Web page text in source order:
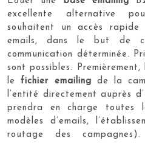
excellente alternative
souhaitent un accès
emails, dans le but de
communication déterminée.
sont possibles.
le fichier emailing de la
l’entité directement auprès
prendra en charge toutes
modèles d’emails,
routage des